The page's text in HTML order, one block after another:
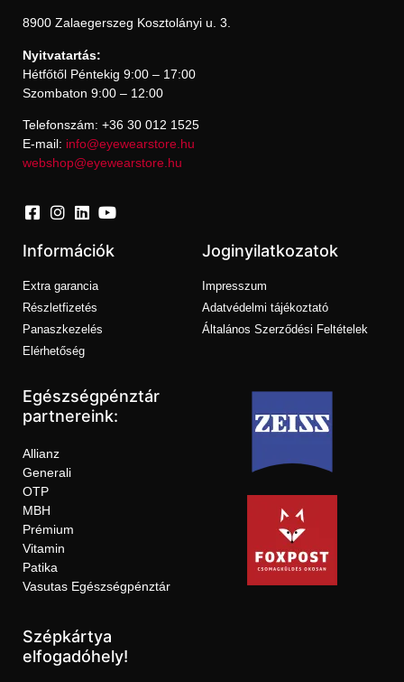
8900 Zalaegerszeg Kosztolányi u. 3.
Nyitvatartás:
Hétfőtől Péntekig 9:00 – 17:00
Szombaton 9:00 – 12:00
Telefonszám: +36 30 012 1525
E-mail: info@eyewearstore.hu
webshop@eyewearstore.hu
Információk
Extra garancia
Részletfizetés
Panaszkezelés
Elérhetőség
Joginyilatkozatok
Impresszum
Adatvédelmi tájékoztató
Általános Szerződési Feltételek
Egészségpénztár
partnereink:
Allianz
Generali
OTP
MBH
Prémium
Vitamin
Patika
Vasutas Egészségpénztár
Szépkártya
elfogadóhely!